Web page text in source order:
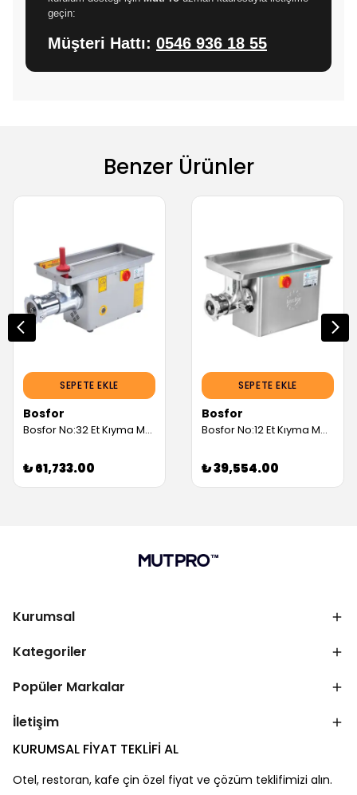
geçin:
Müşteri Hattı: 0546 936 18 55
Benzer Ürünler
SEPETE EKLE
Bosfor
Bosfor No:32 Et Kıyma Makinesi, Döküm Kafa UKM-32M (Servis Garantili)
₺ 61,733.00
SEPETE EKLE
Bosfor
Bosfor No:12 Et Kıyma Makinesi, Döküm Kafa UKM-12 (Servis Garantili)
₺ 39,554.00
Kurumsal
Kategoriler
Popüler Markalar
İletişim
KURUMSAL FİYAT TEKLİFİ AL
Otel, restoran, kafe çin özel fiyat ve çözüm teklifimizi alın.